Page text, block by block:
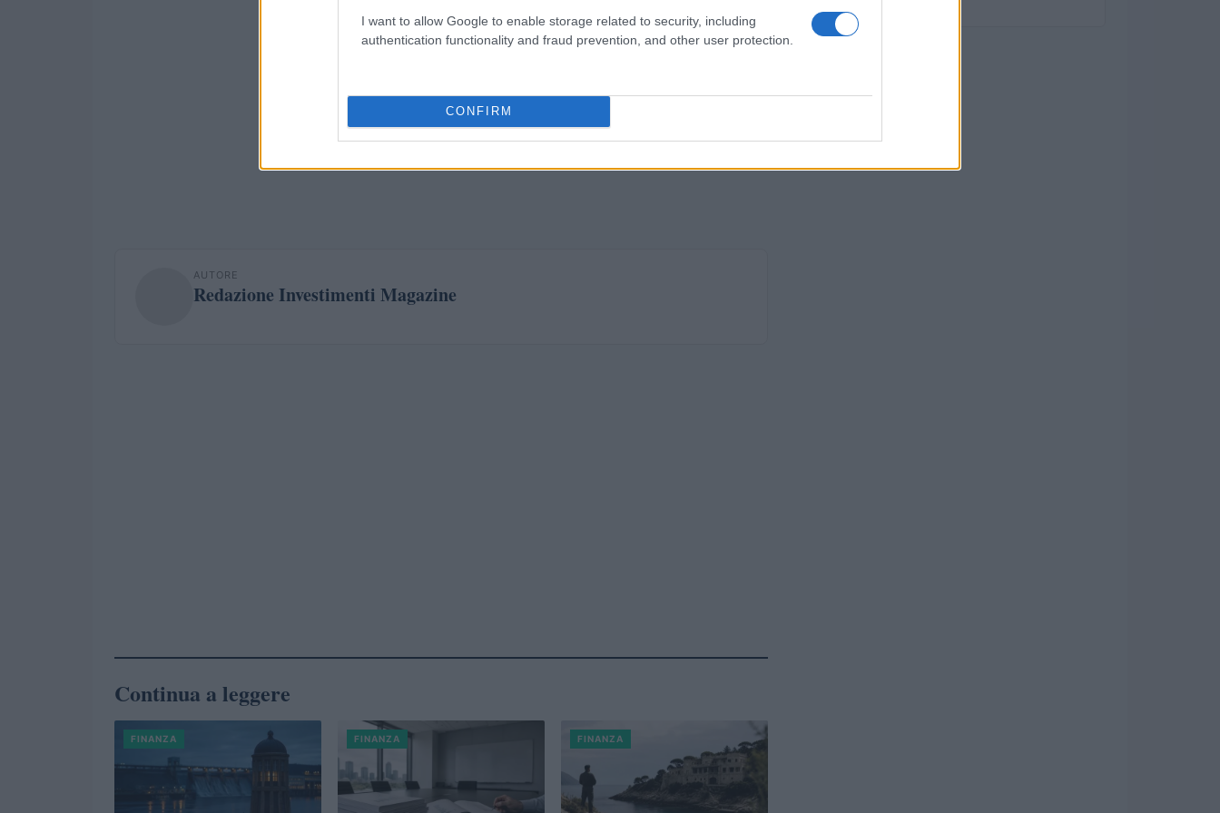
I want to allow Google to enable storage related to security, including
authentication functionality and fraud prevention, and other user protection.
CONFIRM
AUTORE
Redazione Investimenti Magazine
Continua a leggere
FINANZA FINANZA FINANZA